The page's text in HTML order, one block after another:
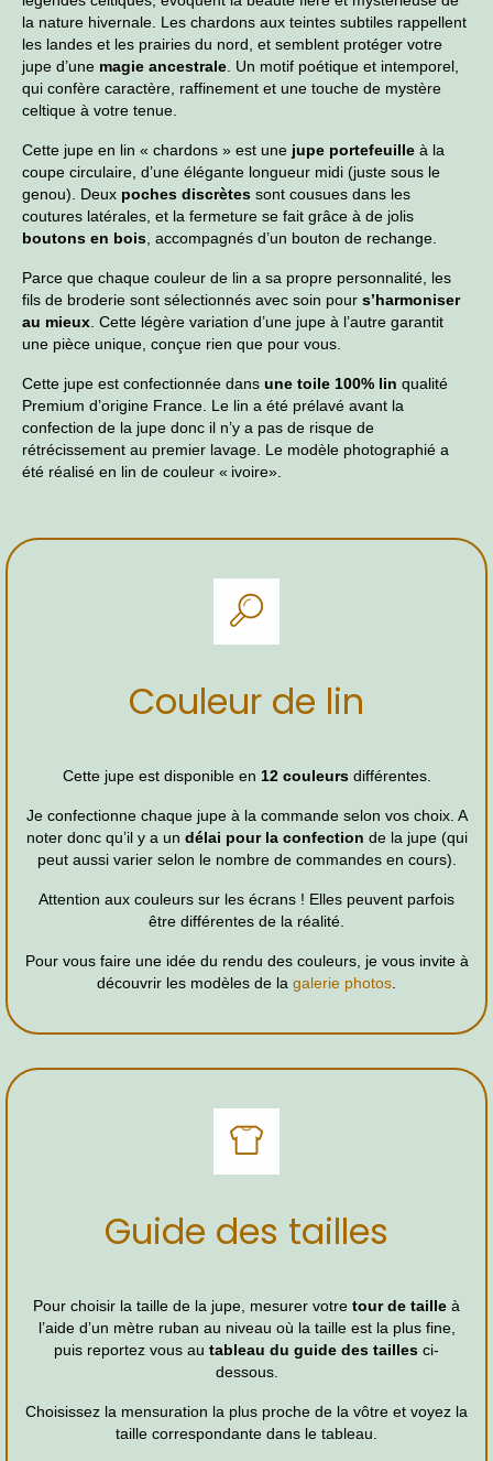
la nature hivernale. Les chardons aux teintes subtiles rappellent
les landes et les prairies du nord, et semblent protéger votre
jupe d’une magie ancestrale . Un motif poétique et intemporel,
qui confère caractère, raffinement et une touche de mystère
celtique à votre tenue.
Cette jupe en lin « chardons » est une jupe portefeuille à la
coupe circulaire, d’une élégante longueur midi (juste sous le
genou). Deux poches discrètes sont cousues dans les
coutures latérales, et la fermeture se fait grâce à de jolis
boutons en bois , accompagnés d’un bouton de rechange.
Parce que chaque couleur de lin a sa propre personnalité, les
fils de broderie sont sélectionnés avec soin pour s’harmoniser
au mieux . Cette légère variation d’une jupe à l’autre garantit
une pièce unique, conçue rien que pour vous.
Cette jupe est confectionnée dans une toile 100% lin qualité
Premium d’origine France. Le lin a été prélavé avant la
confection de la jupe donc il n’y a pas de risque de
rétrécissement au premier lavage. Le modèle photographié a
été réalisé en lin de couleur « ivoire».
Couleur de lin
Cette jupe est disponible en 12 couleursdifférentes.
Je confectionne chaque jupe à la commande selon vos choix. A
noter donc qu’il y a un délai pour la confection de la jupe (qui
peut aussi varier selon le nombre de commandes en cours).
Attention aux couleurs sur les écrans ! Elles peuvent parfois
être différentes de la réalité.
Pour vous faire une idée du rendu des couleurs, je vous invite à
découvrir les modèles de la galerie photos
Guide des tailles
Pour choisir la taille de la jupe, mesurer votre tour de taille à
l’aide d’un mètre ruban au niveau où la taille est la plus fine,
puis reportez vous au tableau du guide des tailles ci-
dessous.
Choisissez la mensuration la plus proche de la vôtre et voyez la
taille correspondante dans le tableau.